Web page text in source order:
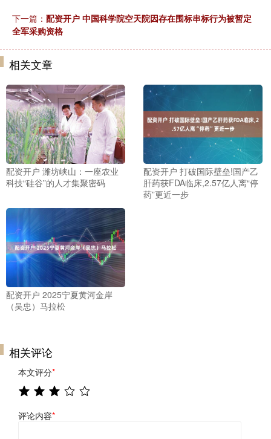
下一篇： 配资开户 中国科学院空天院因存在围标串标行为被暂定
全军采购资格
相关文章
配资开户 潍坊峡山：一座农业
科技“硅谷”的人才集聚密码
配资开户 打破国际壁垒!国产乙
肝药获FDA临床,2.57亿人离“停
药”更近一步
配资开户 2025宁夏黄河金岸
（吴忠）马拉松
相关评论
本文评分*
评论内容*